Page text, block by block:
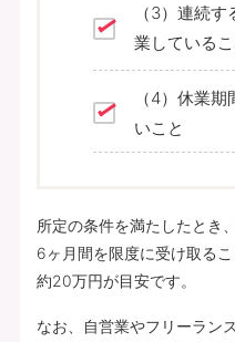
（3）連続
業しているこ
（4）休業
いこと
所定の条件を満たしたとき
6ヶ月間を限度に受け取る
約20万円が目安です。
なお、自営業やフリーラン